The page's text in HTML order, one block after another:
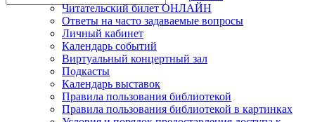
Читательский билет ОНЛАЙН
Ответы на часто задаваемые вопросы
Личный кабинет
Календарь событий
Виртуальный концертный зал
Подкасты
Календарь выставок
Правила пользования библиотекой
Правила пользования библиотекой в картинках